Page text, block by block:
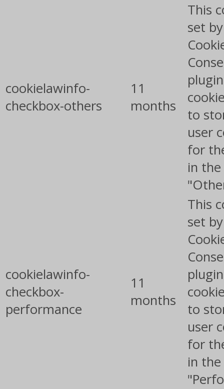
cookielawinfo-
checkbox-others
11
months
This
set
to
user
for
in
cookielawinfo-
checkbox-
performance
11
months
This
set
to
user
for
in